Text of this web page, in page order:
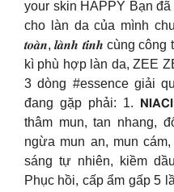
your skin HAPPY Bạn
cho làn da của mình
𝒕𝒐𝒂̀𝒏, 𝒍𝒂̀𝒏𝒉 𝒕𝒊́𝒏𝒉 cùng
kì phù hợp làn da, ZEE
3 dòng #essence giải
đang gặp phải: 1.
thâm mun, tan nhang,
ngừa mun an, mun
sáng tự nhiên, kiềm
Phục hồi, cấp ẩm gấp 5